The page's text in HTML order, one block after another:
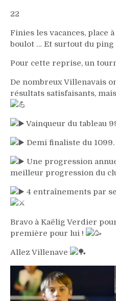
22
Finies les vacances, place
boulot … Et surtout du ping
Pour cette reprise, un
De nombreux Villenavais
résultats satisfaisants, mais
Vainqueur du tableau
Demi finaliste du 1099.
Une progression
meilleur progression du
4 entraînements par
Bravo à Kaëlig Verdier
première pour lui !
Allez Villenave